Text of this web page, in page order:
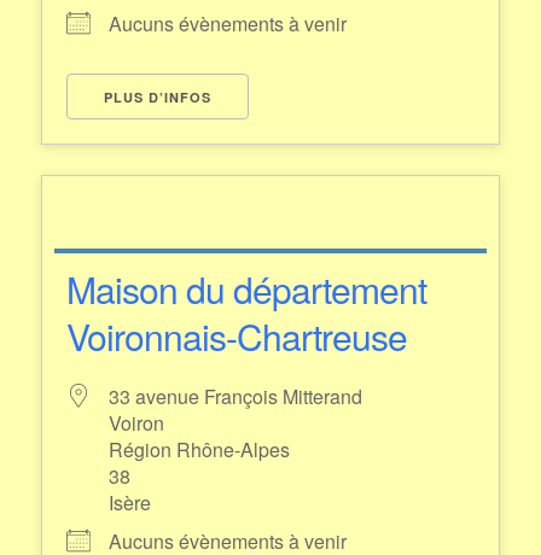
Aucuns évènements à venir
PLUS D’INFOS
Maison du département
Voironnais-Chartreuse
33 avenue François Mitterand
Voiron
Région Rhône-Alpes
38
Isère
Aucuns évènements à venir